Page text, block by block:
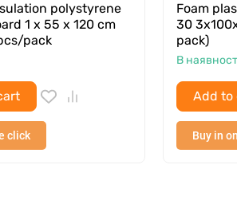
polystyrene
1 x 55 x 120 cm
pack
click
Foam
30
pack)
В
Add to
Buy in